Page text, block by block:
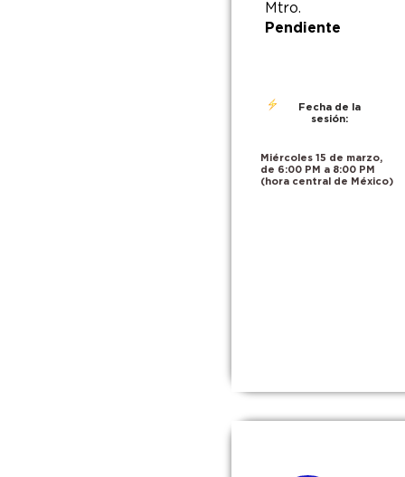
Mtro.
Pendiente
Fecha de la
sesión:
Miércoles 15 de marzo,
de 6:00 PM a 8:00 PM
(hora central de México)